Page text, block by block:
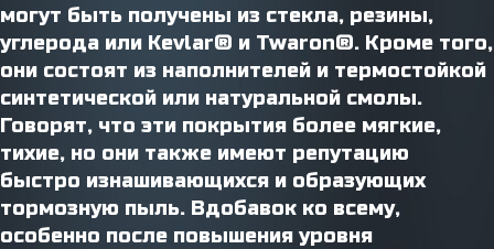
могут быть получены из стекла, резины,
углерода или Kevlar® и Twaron®. Кроме того,
они состоят из наполнителей и термостойкой
синтетической или натуральной смолы.
Говорят, что эти покрытия более мягкие,
тихие, но они также имеют репутацию
быстро изнашивающихся и образующих
тормозную пыль. Вдобавок ко всему,
особенно после повышения уровня